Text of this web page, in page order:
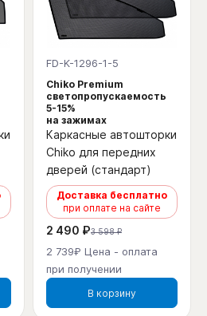
FD-K-1296-1-5
Chiko Premium
светопропускаемость
5-15%
на зажимах
Каркасные автошторки
Chiko для передних
дверей (стандарт)
Доставка бесплатно
при оплате на сайте
2 490 ₽3 598 ₽
2 739₽ Цена - оплата
при получении
В корзину